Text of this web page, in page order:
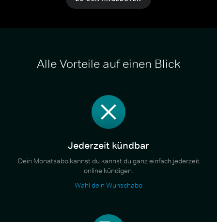
Alle Vorteile auf einen Blick
Jederzeit kündbar
Dein Monatsabo kannst du kannst du ganz einfach jederzeit
online kündigen.
Wähl dein Wunschabo